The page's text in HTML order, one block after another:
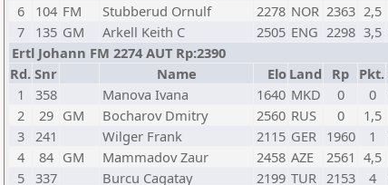
6
104 FM Stubberud Ornulf 2278 NOR 2363 2,5
7
135 GM Arkell Keith C 2505 ENG 2298 3,5
Ertl Johann FM 2274 AUT Rp:2390
Rd. Snr Name Elo Land Rp Pkt.
1
358 Manova Ivana 1640 MKD 0 0
2
29 GM Bocharov Dmitry 2560 RUS 0 1,5
3 241 Wilger Frank 2115 GER 1960 1
4
84 GM Mammadov Zaur 2458 AZE 2561 4,5
5 337 Burcu Cagatay 2199 TUR 2153 4